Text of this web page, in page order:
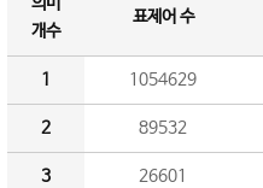
개수
표제어 수
1 1054629
2 89532
3 26601